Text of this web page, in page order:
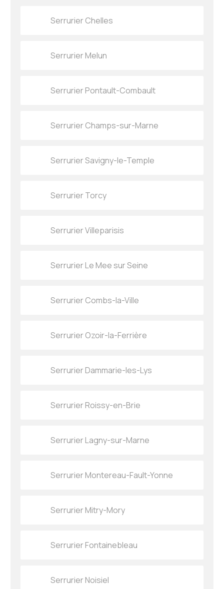
Serrurier Chelles
Serrurier Melun
Serrurier Pontault-Combault
Serrurier Champs-sur-Marne
Serrurier Savigny-le-Temple
Serrurier Torcy
Serrurier Villeparisis
Serrurier Le Mee sur Seine
Serrurier Combs-la-Ville
Serrurier Ozoir-la-Ferrière
Serrurier Dammarie-les-Lys
Serrurier Roissy-en-Brie
Serrurier Lagny-sur-Marne
Serrurier Montereau-Fault-Yonne
Serrurier Mitry-Mory
Serrurier Fontainebleau
Serrurier Noisiel